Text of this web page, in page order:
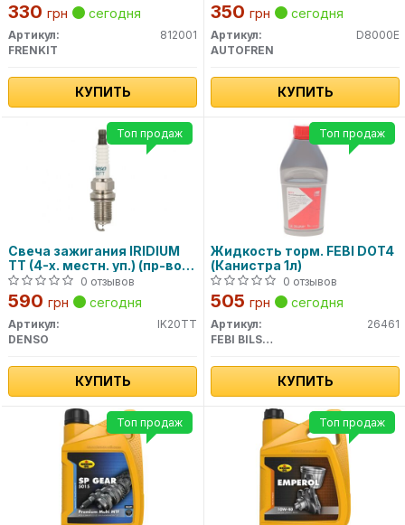
330 грн сегодня
Артикул:
812001
FRENKIT
КУПИТЬ
350 грн сегодня
Артикул:
D8000E
AUTOFREN
КУПИТЬ
Свеча зажигания IRIDIUM
TT (4-х. местн. уп.) (пр-во
DENSO)
0 отзывов
590 грн сегодня
Артикул:
IK20TT
DENSO
КУПИТЬ
Топ продаж
Жидкость торм. FEBI DOT4
(Канистра 1л)
0 отзывов
505 грн сегодня
Артикул:
26461
FEBI BILSTEIN
КУПИТЬ
Топ продаж
Топ продаж Топ продаж